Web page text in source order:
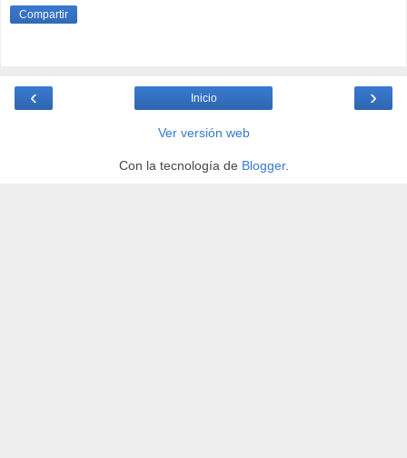
Compartir
‹ ›
Inicio
Ver versión web
Con la tecnología de Blogger.